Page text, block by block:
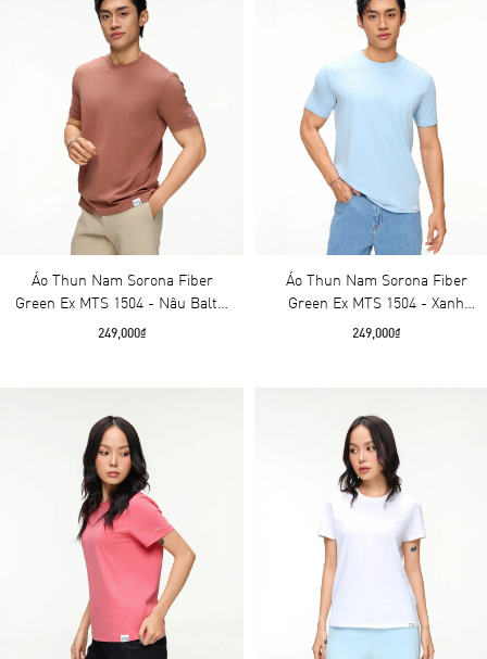
Áo Thun Nam Sorona Fiber
Green Ex MTS 1504 - Nâu Baltic
Amber
249,000₫
Áo Thun Nam Sorona Fiber
Green Ex MTS 1504 - Xanh
Skywa
249,000₫